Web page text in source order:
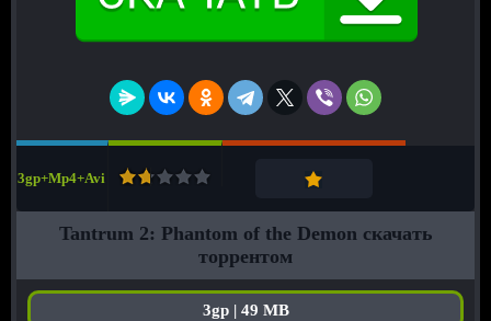
3gp+Mp4+Avi
Tantrum 2: Phantom of the Demon скачать
торрентом
3gp | 49 MB